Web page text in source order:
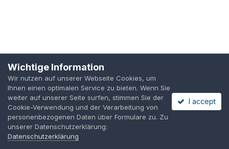
GRAND BUDAPEST HOTEL, Alexandre Desplat
HERCULES von Fernando Velazquez
Wichtige Information
Wir nutzen auf unserer Webseite Cookies, um
Ihnen einen optimalen Service zu bieten. Wenn Sie
weiter auf unserer Seite surfen, stimmen Sie der
Cookie-Verwendung und der Verarbeitung von
personenbezogenen Daten über Formulare zu. Zu
unserer Datenschutzerklärung:
Datenschutzerklärung
I accept